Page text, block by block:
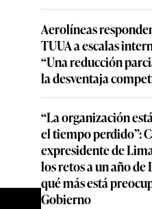
Aerolíneas
TUUA a escalas
“Una reducción
la desventaja
“La organización
el tiempo perdido”:
expresidente de
los retos a un año de
qué más está
Gobierno